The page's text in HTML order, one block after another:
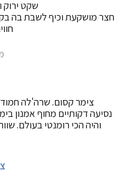
שקט ירוק
חצר מושקעת וכיף לשבת בה
צימר קסום. שרה'לה
נסיעה דקותיים מחוף אמנון
והיה הכי רומנטי בעולם.